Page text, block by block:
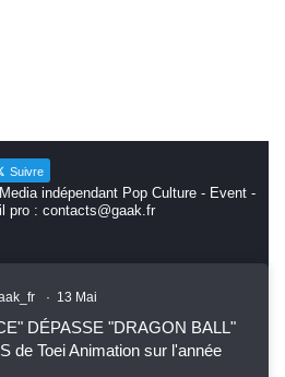
Suivre
indépendant Pop Culture - Event -
pro : contacts@gaak.fr
· 13 Mai
DÉPASSE "DRAGON BALL"
de Toei Animation sur l'année